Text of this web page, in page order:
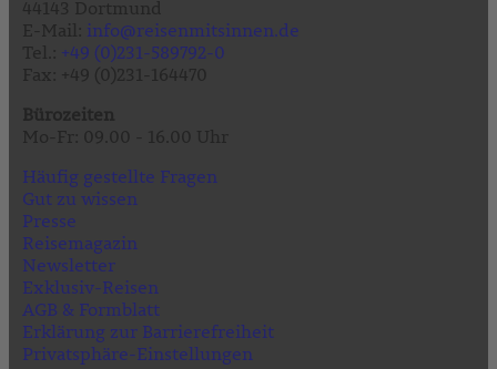
info@reisenmitsinnen.de
+49 (0)231-589792-0
Häufig gestellte Fragen
Gut zu wissen
Presse
Reisemagazin
Newsletter
Exklusiv-Reisen
AGB & Formblatt
Erklärung zur Barrierefreiheit
Privatsphäre-Einstellungen